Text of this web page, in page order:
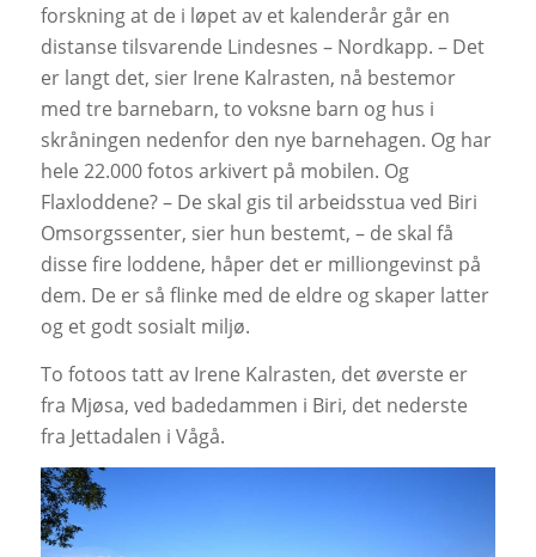
forskning at de i løpet av et kalenderår går en
distanse tilsvarende Lindesnes – Nordkapp. – Det
er langt det, sier Irene Kalrasten, nå bestemor
med tre barnebarn, to voksne barn og hus i
skråningen nedenfor den nye barnehagen. Og har
hele 22.000 fotos arkivert på mobilen. Og
Flaxloddene? – De skal gis til arbeidsstua ved Biri
Omsorgssenter, sier hun bestemt, – de skal få
disse fire loddene, håper det er milliongevinst på
dem. De er så flinke med de eldre og skaper latter
og et godt sosialt miljø.
To fotoos tatt av Irene Kalrasten, det øverste er
fra Mjøsa, ved badedammen i Biri, det nederste
fra Jettadalen i Vågå.